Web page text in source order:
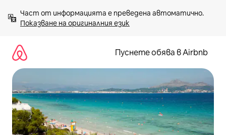
към
съдържанието
Показване на оригиналния език
Пуснете обява в Airbnb